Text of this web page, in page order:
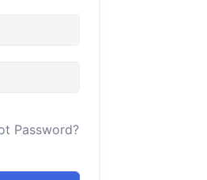
Password?